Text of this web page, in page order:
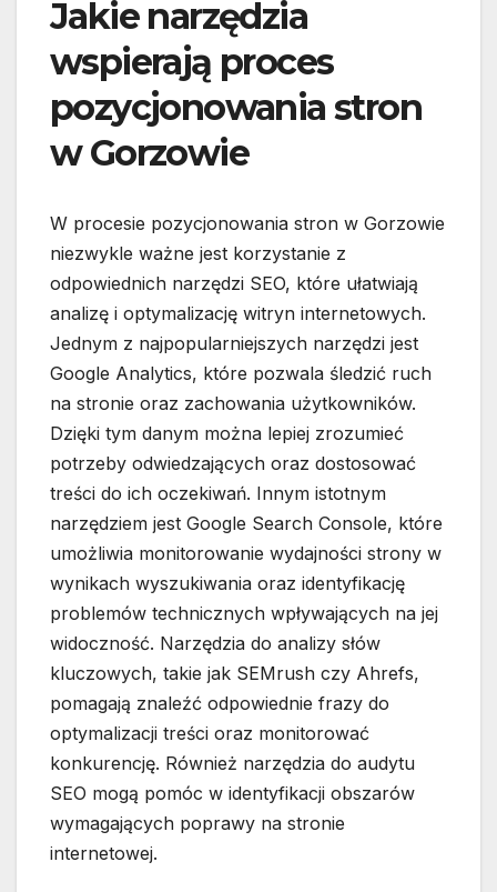
Jakie narzędzia
wspierają proces
pozycjonowania stron
w Gorzowie
W procesie pozycjonowania stron w Gorzowie
niezwykle ważne jest korzystanie z
odpowiednich narzędzi SEO, które ułatwiają
analizę i optymalizację witryn internetowych.
Jednym z najpopularniejszych narzędzi jest
Google Analytics, które pozwala śledzić ruch
na stronie oraz zachowania użytkowników.
Dzięki tym danym można lepiej zrozumieć
potrzeby odwiedzających oraz dostosować
treści do ich oczekiwań. Innym istotnym
narzędziem jest Google Search Console, które
umożliwia monitorowanie wydajności strony w
wynikach wyszukiwania oraz identyfikację
problemów technicznych wpływających na jej
widoczność. Narzędzia do analizy słów
kluczowych, takie jak SEMrush czy Ahrefs,
pomagają znaleźć odpowiednie frazy do
optymalizacji treści oraz monitorować
konkurencję. Również narzędzia do audytu
SEO mogą pomóc w identyfikacji obszarów
wymagających poprawy na stronie
internetowej.